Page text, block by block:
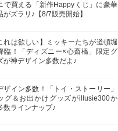
で買える「新作Happyくじ」に豪華
がズラリ♪【8/7販売開始】
れは欲しい】ミッキーたちが道頓堀
臨！「ディズニー×心斎橋」限定グ
が神デザイン多数だよ♪
ザイン多数！「トイ・ストーリー」
グ＆お出かけグッズがillusie300か
数ラインナップ♪